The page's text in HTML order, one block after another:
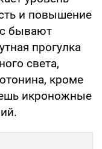
и повышение
бывают
прогулка
света,
кроме
икроножные